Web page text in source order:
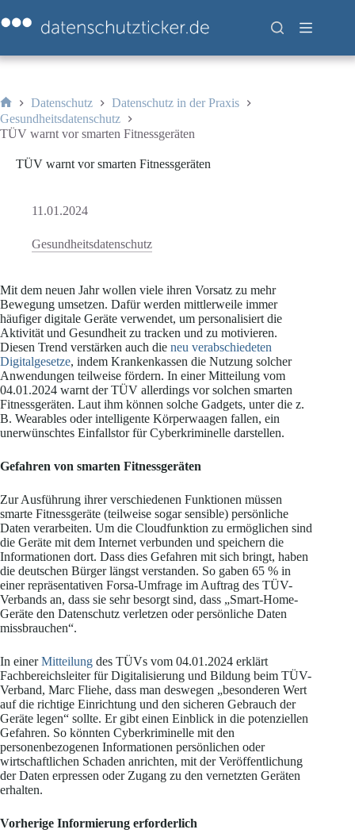
Inhalt
springen
Start
Datenschutz
Datenschutz in der Praxis
Gesundheitsdatenschutz
TÜV warnt vor smarten Fitnessgeräten
TÜV warnt vor smarten Fitnessgeräten
11.01.2024
Gesundheitsdatenschutz
Mit dem neuen Jahr wollen viele ihren Vorsatz zu mehr
Bewegung umsetzen. Dafür werden mittlerweile immer
häufiger digitale Geräte verwendet, um personalisiert die
Aktivität und Gesundheit zu tracken und zu motivieren.
Diesen Trend verstärken auch die neu verabschiedeten
Digitalgesetze, indem Krankenkassen die Nutzung solcher
Anwendungen teilweise fördern. In einer Mitteilung vom
04.01.2024 warnt der TÜV allerdings vor solchen smarten
Fitnessgeräten. Laut ihm können solche Gadgets, unter die z.
B. Wearables oder intelligente Körperwaagen fallen, ein
unerwünschtes Einfallstor für Cyberkriminelle darstellen.
Gefahren von smarten Fitnessgeräten
Zur Ausführung ihrer verschiedenen Funktionen müssen
smarte Fitnessgeräte (teilweise sogar sensible) persönliche
Daten verarbeiten. Um die Cloudfunktion zu ermöglichen sind
die Geräte mit dem Internet verbunden und speichern die
Informationen dort. Dass dies Gefahren mit sich bringt, haben
die deutschen Bürger längst verstanden. So gaben 65 % in
einer repräsentativen Forsa-Umfrage im Auftrag des TÜV-
Verbands an, dass sie sehr besorgt sind, dass „Smart-Home-
Geräte den Datenschutz verletzen oder persönliche Daten
missbrauchen“.
In einerMitteilung des TÜVs vom 04.01.2024 erklärt
Fachbereichsleiter für Digitalisierung und Bildung beim TÜV-
Verband, Marc Fliehe, dass man deswegen „besonderen Wert
auf die richtige Einrichtung und den sicheren Gebrauch der
Geräte legen“ sollte. Er gibt einen Einblick in die potenziellen
Gefahren. So könnten Cyberkriminelle mit den
personenbezogenen Informationen persönlichen oder
wirtschaftlichen Schaden anrichten, mit der Veröffentlichung
der Daten erpressen oder Zugang zu den vernetzten Geräten
erhalten.
Vorherige Informierung erforderlich